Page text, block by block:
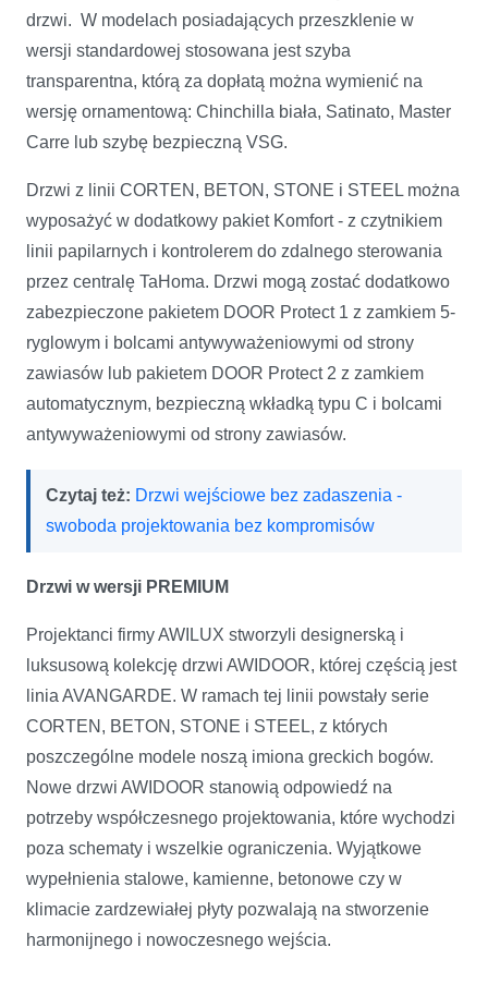
drzwi. W modelach posiadających przeszklenie w
wersji standardowej stosowana jest szyba
transparentna, którą za dopłatą można wymienić na
wersję ornamentową: Chinchilla biała, Satinato, Master
Carre lub szybę bezpieczną VSG.
Drzwi z linii CORTEN, BETON, STONE i STEEL można
wyposażyć w dodatkowy pakiet Komfort - z czytnikiem
linii papilarnych i kontrolerem do zdalnego sterowania
przez centralę TaHoma. Drzwi mogą zostać dodatkowo
zabezpieczone pakietem DOOR Protect 1 z zamkiem 5-
ryglowym i bolcami antywyważeniowymi od strony
zawiasów lub pakietem DOOR Protect 2 z zamkiem
automatycznym, bezpieczną wkładką typu C i bolcami
antywyważeniowymi od strony zawiasów.
Czytaj też: Drzwi wejściowe bez zadaszenia -
swoboda projektowania bez kompromisów
Drzwi w wersji PREMIUM
Projektanci firmy AWILUX stworzyli designerską i
luksusową kolekcję drzwi AWIDOOR, której częścią jest
linia AVANGARDE. W ramach tej linii powstały serie
CORTEN, BETON, STONE i STEEL, z których
poszczególne modele noszą imiona greckich bogów.
Nowe drzwi AWIDOOR stanowią odpowiedź na
potrzeby współczesnego projektowania, które wychodzi
poza schematy i wszelkie ograniczenia. Wyjątkowe
wypełnienia stalowe, kamienne, betonowe czy w
klimacie zardzewiałej płyty pozwalają na stworzenie
harmonijnego i nowoczesnego wejścia.